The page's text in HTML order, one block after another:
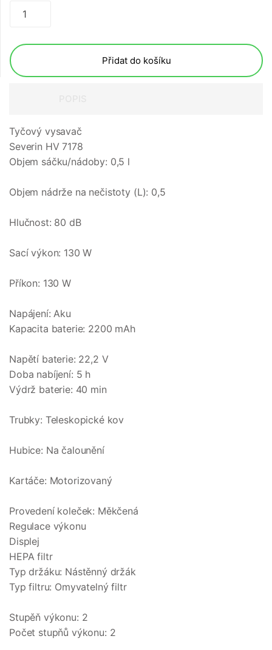
Přidat do košíku
Tyčový vysavač
Severin HV 7178
Objem sáčku/nádoby: 0,5 l
Objem nádrže na nečistoty (L): 0,5
Hlučnost: 80 dB
Sací výkon: 130 W
Příkon: 130 W
Napájení: Aku
Kapacita baterie: 2200 mAh
Napětí baterie: 22,2 V
Doba nabíjení: 5 h
Výdrž baterie: 40 min
Trubky: Teleskopické kov
Hubice: Na čalounění
Kartáče: Motorizovaný
Provedení koleček: Měkčená
Regulace výkonu
Displej
HEPA filtr
Typ držáku: Nástěnný držák
Typ filtru: Omyvatelný filtr
Stupěň výkonu: 2
Počet stupňů výkonu: 2